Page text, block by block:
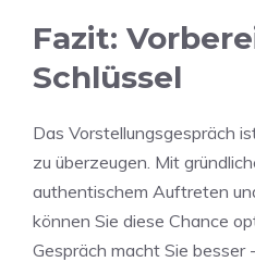
Fazit:
Schlüssel
Das Vorstellungsgespräch
zu überzeugen. Mit
authentischem Auftreten
können Sie diese Chance
Gespräch macht Sie besser